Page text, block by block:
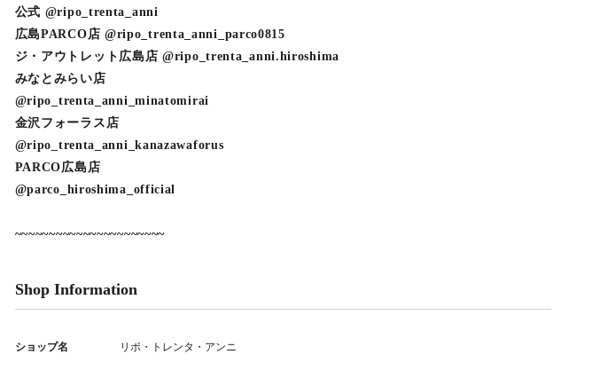
公式 @ripo_trenta_anni
広島PARCO店 @ripo_trenta_anni_parco0815
ジ・アウトレット広島店 @ripo_trenta_anni.hiroshima
みなとみらい店
@ripo_trenta_anni_minatomirai
金沢フォーラス店
@ripo_trenta_anni_kanazawaforus
PARCO広島店
@parco_hiroshima_official
~~~~~~~~~~~~~~~~~~~~~~
Shop Information
ショップ名 リポ・トレンタ・アンニ